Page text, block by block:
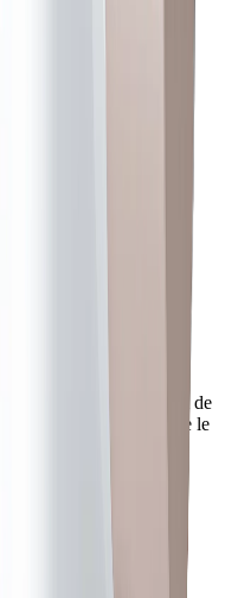
Skincare avec robinet de
orienté beauté qui vise le
quotidiennes
pour la douche et la